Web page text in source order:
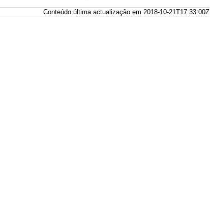
Conteúdo última actualização em 2018-10-21T17:33:00Z